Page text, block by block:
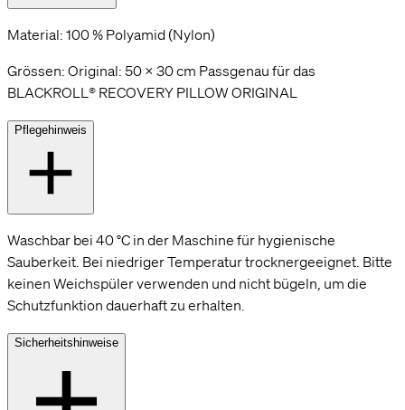
Material: 100 % Polyamid (Nylon)
Grössen: Original: 50 × 30 cm Passgenau für das
BLACKROLL® RECOVERY PILLOW ORIGINAL
Pflegehinweis
Waschbar bei 40 °C in der Maschine für hygienische
Sauberkeit. Bei niedriger Temperatur trocknergeeignet. Bitte
keinen Weichspüler verwenden und nicht bügeln, um die
Schutzfunktion dauerhaft zu erhalten.
Sicherheitshinweise